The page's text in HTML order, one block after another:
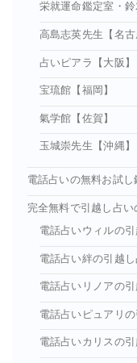
栄就運命鑑定室・鈴
高島志英先生【名古
占いピアラ【大阪】
宝琉館【福岡】
氣学館【佐賀】
玉城崇先生【沖縄】
電話占いの無料お試し
完全無料で引越し占い
電話占いウィルの
電話占い絆の引越
電話占いリノアの
電話占いピュアリ
電話占いカリスの